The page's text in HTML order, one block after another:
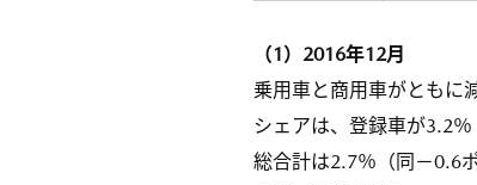
（1）2016年12月
乗用車と商用車がともに
シェアは、登録車が3.2
総合計は2.7％（同－0.6